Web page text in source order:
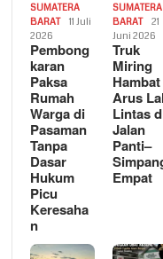
SUMATERA
BARAT
11 Juli
2026
Pembong
karan
Paksa
Rumah
Warga di
Pasaman
Tanpa
Dasar
Hukum
Picu
Keresaha
n
SUMATERA
BARAT
21
Juni 2026
Truk
Miring
Hambat
Arus
Lintas
Jalan
Panti–
Empat